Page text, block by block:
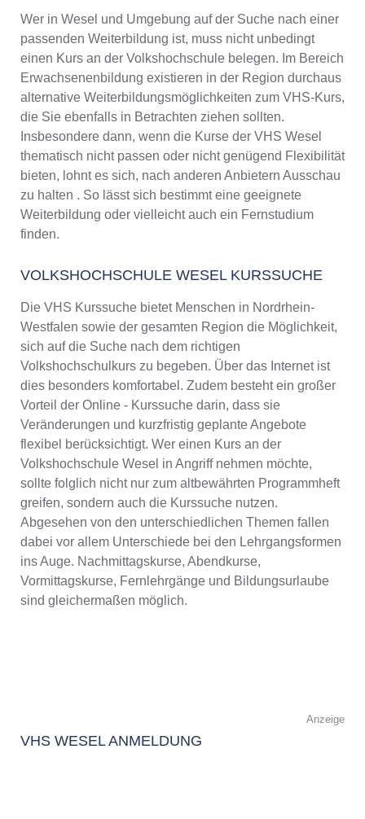
Wer in Wesel und Umgebung auf der Suche nach einer
passenden Weiterbildung ist, muss nicht unbedingt
einen Kurs an der Volkshochschule belegen. Im Bereich
Erwachsenenbildung existieren in der Region durchaus
alternative Weiterbildungsmöglichkeiten zum VHS-Kurs,
die Sie ebenfalls in Betrachten ziehen sollten.
Insbesondere dann, wenn die Kurse der VHS Wesel
thematisch nicht passen oder nicht genügend Flexibilität
bieten, lohnt es sich, nach anderen Anbietern Ausschau
zu halten . So lässt sich bestimmt eine geeignete
Weiterbildung oder vielleicht auch ein Fernstudium
finden.
VOLKSHOCHSCHULE WESEL KURSSUCHE
Die VHS Kurssuche bietet Menschen in Nordrhein-
Westfalen sowie der gesamten Region die Möglichkeit,
sich auf die Suche nach dem richtigen
Volkshochschulkurs zu begeben. Über das Internet ist
dies besonders komfortabel. Zudem besteht ein großer
Vorteil der Online - Kurssuche darin, dass sie
Veränderungen und kurzfristig geplante Angebote
flexibel berücksichtigt. Wer einen Kurs an der
Volkshochschule Wesel in Angriff nehmen möchte,
sollte folglich nicht nur zum altbewährten Programmheft
greifen, sondern auch die Kurssuche nutzen.
Abgesehen von den unterschiedlichen Themen fallen
dabei vor allem Unterschiede bei den Lehrgangsformen
ins Auge. Nachmittagskurse, Abendkurse,
Vormittagskurse, Fernlehrgänge und Bildungsurlaube
sind gleichermaßen möglich.
Anzeige
VHS WESEL ANMELDUNG